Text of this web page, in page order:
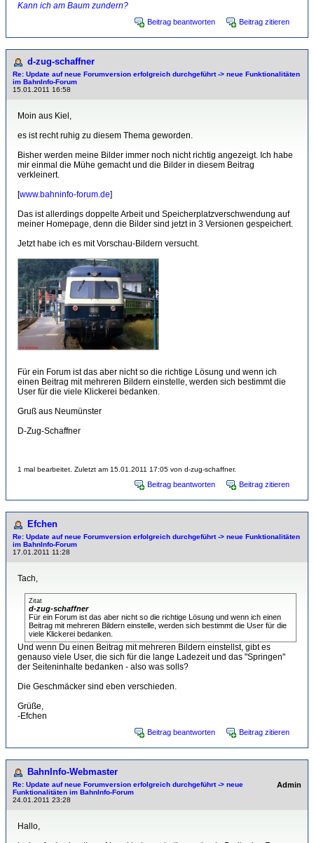
Kann ich am Baum zundern?
Beitrag beantworten Beitrag zitieren
d-zug-schaffner
Re: Update auf neue Forumversion erfolgreich durchgeführt -> neue Funktionalitäten
im BahnInfo-Forum
15.01.2011 16:58
Moin aus Kiel,
es ist recht ruhig zu diesem Thema geworden.
Bisher werden meine Bilder immer noch nicht richtig angezeigt. Ich habe
mir einmal die Mühe gemacht und die Bilder in diesem Beitrag
verkleinert.
[www.bahninfo-forum.de]
Das ist allerdings doppelte Arbeit und Speicherplatzverschwendung auf
meiner Homepage, denn die Bilder sind jetzt in 3 Versionen gespeichert.
Jetzt habe ich es mit Vorschau-Bildern versucht.
Für ein Forum ist das aber nicht so die richtige Lösung und wenn ich
einen Beitrag mit mehreren Bildern einstelle, werden sich bestimmt die
User für die viele Klickerei bedanken.
Gruß aus Neumünster
D-Zug-Schaffner
1 mal bearbeitet. Zuletzt am 15.01.2011 17:05 von d-zug-schaffner.
Beitrag beantworten Beitrag zitieren
Efchen
Re: Update auf neue Forumversion erfolgreich durchgeführt -> neue Funktionalitäten
im BahnInfo-Forum
17.01.2011 11:28
Tach,
Zitat
d-zug-schaffner
Für ein Forum ist das aber nicht so die richtige Lösung und wenn ich einen
Beitrag mit mehreren Bildern einstelle, werden sich bestimmt die User für die
viele Klickerei bedanken.
Und wenn Du einen Beitrag mit mehreren Bildern einstellst, gibt es
genauso viele User, die sich für die lange Ladezeit und das "Springen"
der Seiteninhalte bedanken - also was solls?
Die Geschmäcker sind eben verschieden.
Grüße,
-Efchen
Beitrag beantworten Beitrag zitieren
BahnInfo-Webmaster
Re: Update auf neue Forumversion erfolgreich durchgeführt -> neue
Funktionalitäten im BahnInfo-Forum
24.01.2011 23:28
Admin
Hallo,